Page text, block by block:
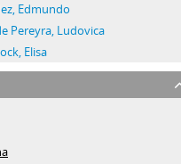
Edmundo
Pereyra, Ludovica
Elisa